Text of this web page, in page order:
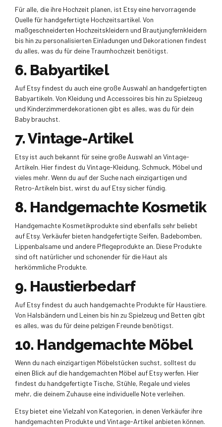
Für alle, die ihre Hochzeit planen, ist Etsy eine hervorragende
Quelle für handgefertigte Hochzeitsartikel. Von
maßgeschneiderten Hochzeitskleidern und Brautjungfernkleidern
bis hin zu personalisierten Einladungen und Dekorationen findest
du alles, was du für deine Traumhochzeit benötigst.
6. Babyartikel
Auf Etsy findest du auch eine große Auswahl an handgefertigten
Babyartikeln. Von Kleidung und Accessoires bis hin zu Spielzeug
und Kinderzimmerdekorationen gibt es alles, was du für dein
Baby brauchst.
7. Vintage-Artikel
Etsy ist auch bekannt für seine große Auswahl an Vintage-
Artikeln. Hier findest du Vintage-Kleidung, Schmuck, Möbel und
vieles mehr. Wenn du auf der Suche nach einzigartigen und
Retro-Artikeln bist, wirst du auf Etsy sicher fündig.
8. Handgemachte Kosmetik
Handgemachte Kosmetikprodukte sind ebenfalls sehr beliebt
auf Etsy. Verkäufer bieten handgefertigte Seifen, Badebomben,
Lippenbalsame und andere Pflegeprodukte an. Diese Produkte
sind oft natürlicher und schonender für die Haut als
herkömmliche Produkte.
9. Haustierbedarf
Auf Etsy findest du auch handgemachte Produkte für Haustiere.
Von Halsbändern und Leinen bis hin zu Spielzeug und Betten gibt
es alles, was du für deine pelzigen Freunde benötigst.
10. Handgemachte Möbel
Wenn du nach einzigartigen Möbelstücken suchst, solltest du
einen Blick auf die handgemachten Möbel auf Etsy werfen. Hier
findest du handgefertigte Tische, Stühle, Regale und vieles
mehr, die deinem Zuhause eine individuelle Note verleihen.
Etsy bietet eine Vielzahl von Kategorien, in denen Verkäufer ihre
handgemachten Produkte und Vintage-Artikel anbieten können.